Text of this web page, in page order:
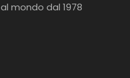
al mondo dal 1978